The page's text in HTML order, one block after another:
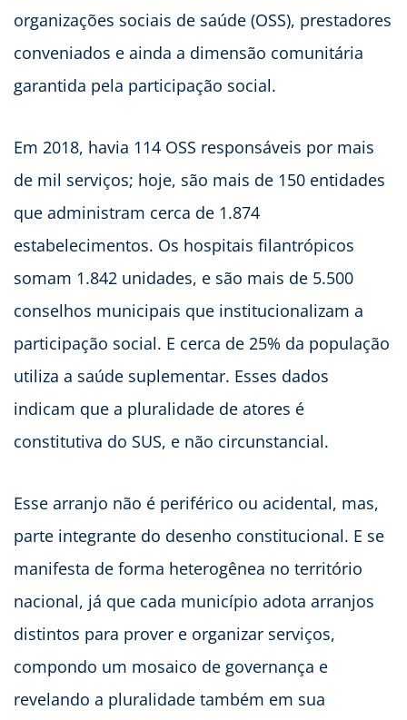
organizações sociais de saúde (OSS), prestadores
conveniados e ainda a dimensão comunitária
garantida pela participação social.
Em 2018, havia 114 OSS responsáveis por mais
de mil serviços; hoje, são mais de 150 entidades
que administram cerca de 1.874
estabelecimentos. Os hospitais filantrópicos
somam 1.842 unidades, e são mais de 5.500
conselhos municipais que institucionalizam a
participação social. E cerca de 25% da população
utiliza a saúde suplementar. Esses dados
indicam que a pluralidade de atores é
constitutiva do SUS, e não circunstancial.
Esse arranjo não é periférico ou acidental, mas,
parte integrante do desenho constitucional. E se
manifesta de forma heterogênea no território
nacional, já que cada município adota arranjos
distintos para prover e organizar serviços,
compondo um mosaico de governança e
revelando a pluralidade também em sua